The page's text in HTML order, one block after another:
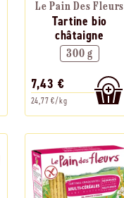
Le Pain Des Fleurs
Tartine bio
châtaigne
300 g
7,43 €
24,77 €/kg